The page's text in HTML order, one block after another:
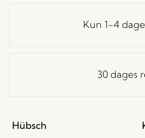
Kun 1-4
30 dages
Hübsch